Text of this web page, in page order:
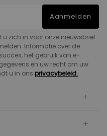
Aanmelden
zich in voor onze nieuwsbrief.
Informatie over de
het gebruik van e-
en uw recht om uw
u in ons privacybeleid.